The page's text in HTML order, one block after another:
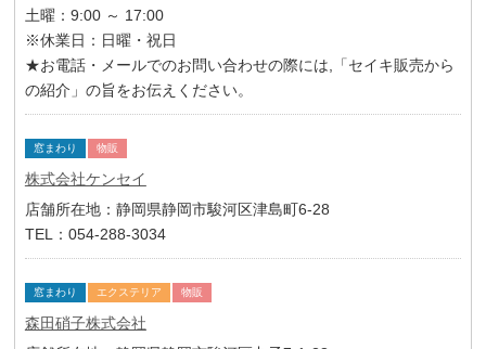
土曜：9:00 ～ 17:00
※休業日：日曜・祝日
★お電話・メールでのお問い合わせの際には,「セイキ販売から
の紹介」の旨をお伝えください。
窓まわり 物販
株式会社ケンセイ
店舗所在地：静岡県静岡市駿河区津島町6-28
TEL：054-288-3034
窓まわり エクステリア 物販
森田硝子株式会社